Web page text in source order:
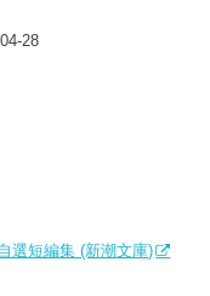
28
選短編集 (新潮文庫)